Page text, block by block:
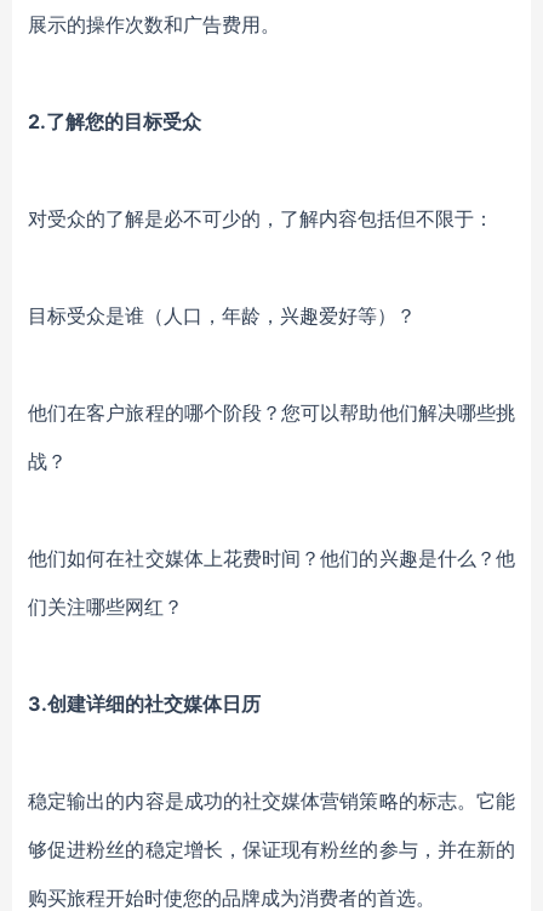
展示的操作次数和广告费用。
2.了解您的目标受众
对受众的了解是必不可少的，了解内容包括但不限于：
目标受众是谁（人口，年龄，兴趣爱好等）？
他们在客户旅程的哪个阶段？您可以帮助他们解决哪些挑
战？
他们如何在社交媒体上花费时间？他们的兴趣是什么？他
们关注哪些网红 ？
3.创建详细的社交媒体日历
稳定输出的内容是成功的社交媒体营销策略的标志。它能
够促进粉丝的稳定增长，保证现有粉丝的参与，并在新的
购买旅程开始时使您的品牌成为消费者的首选。